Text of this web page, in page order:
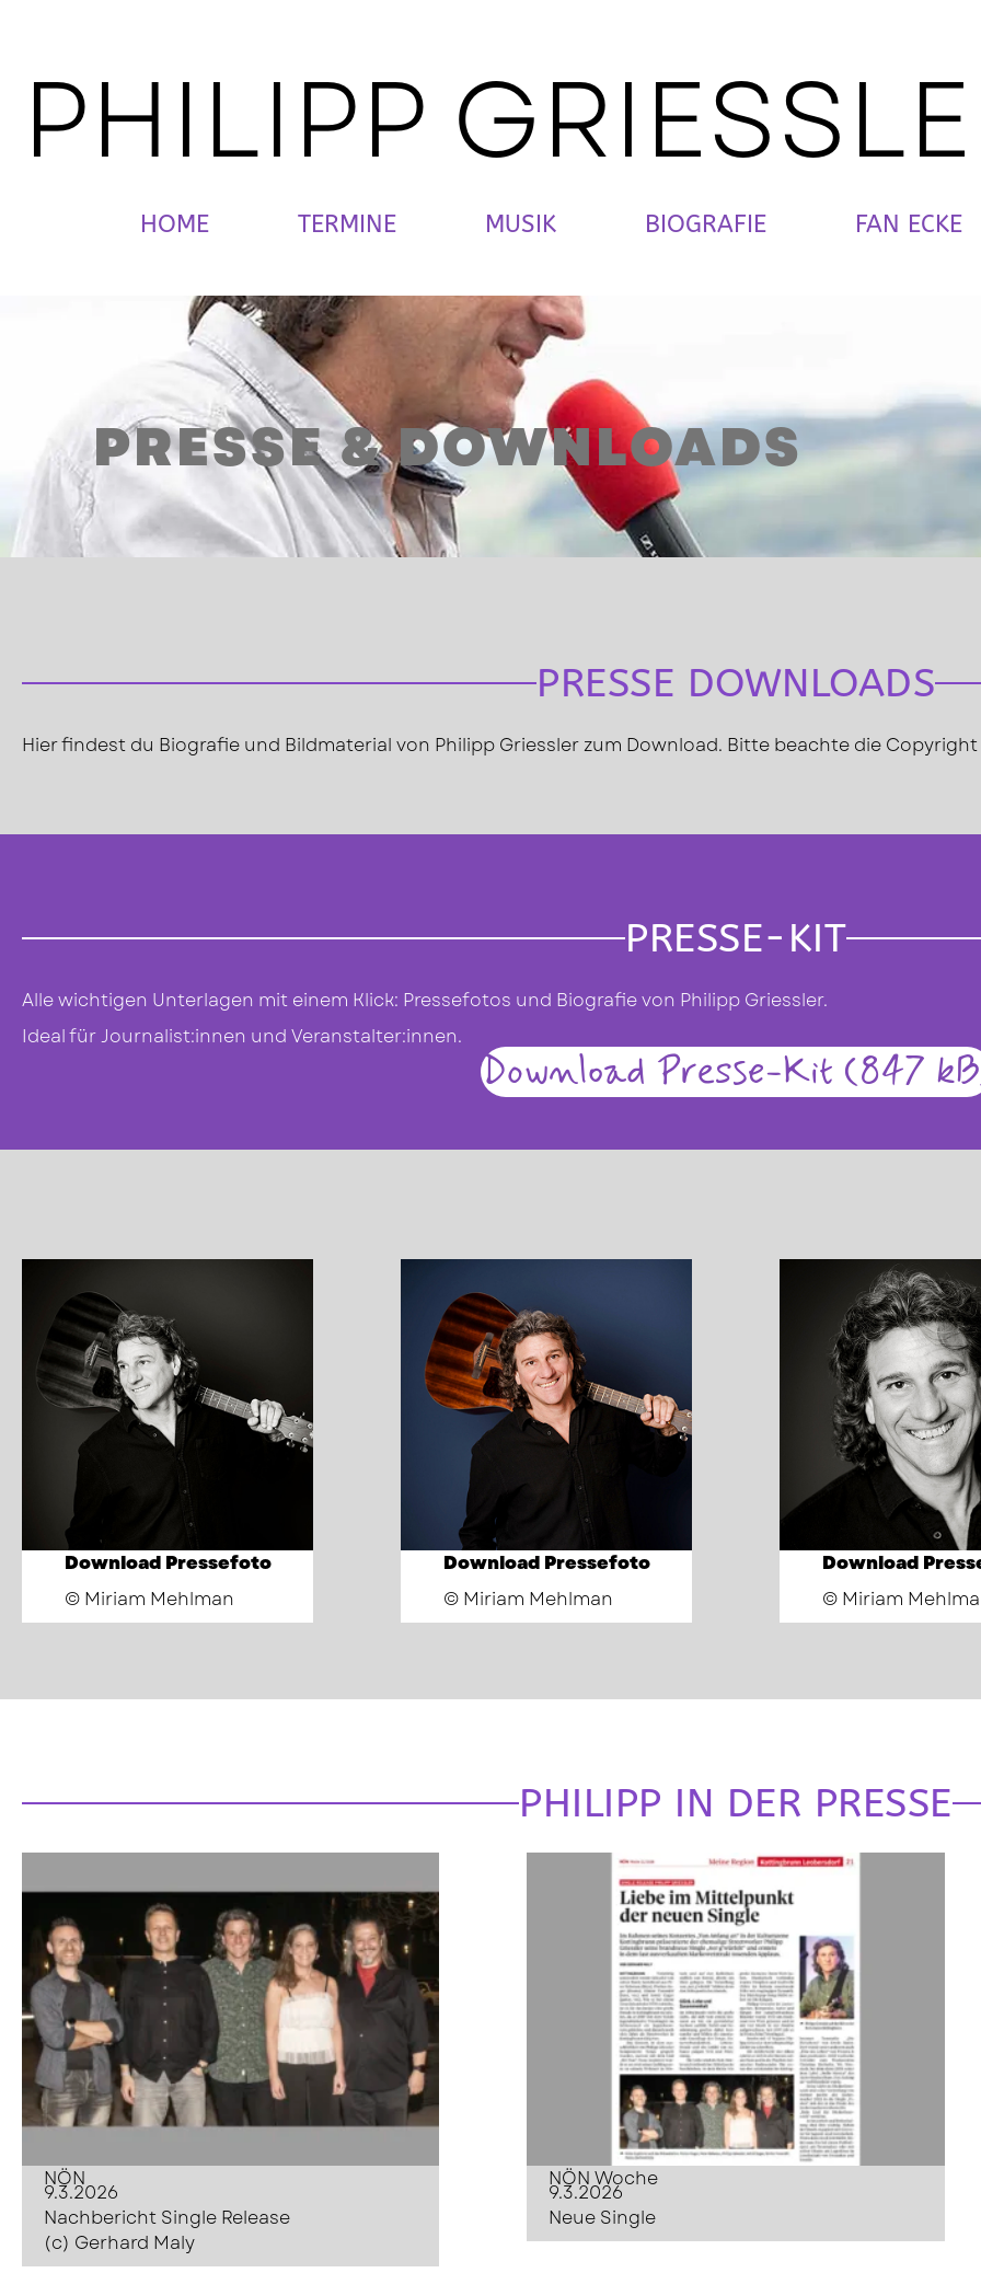
PHILIPP
HOME TERMINE MUSIK BIOGRAFIE FAN ECKE
PRESSE & DOWNLOADS
PRESSE DOWNLOADS
Hier findest du Biografie und Bildmaterial von Philipp Griessler zum Download. Bitte beachte die
PRESSE-KIT
Alle wichtigen Unterlagen mit einem Klick: Pressefotos und Biografie von Philipp Griessler.
Ideal für Journalist:innen und Veranstalter:innen.
Download Presse-Kit (847
Download Pressefoto
© Miriam Mehlman
Download Pressefoto
© Miriam Mehlman
Download
© Miriam
PHILIPP IN DER PRESSE
NÖN
9.3.2026
Nachbericht Single Release
(c) Gerhard Maly
NÖN Woche
9.3.2026
Neue Single